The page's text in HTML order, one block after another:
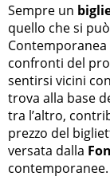
Sempre un
quello che si
Contemporanea
confronti del
sentirsi vicini
trova alla base
tra l’altro,
prezzo del
versata dalla
contemporanee.